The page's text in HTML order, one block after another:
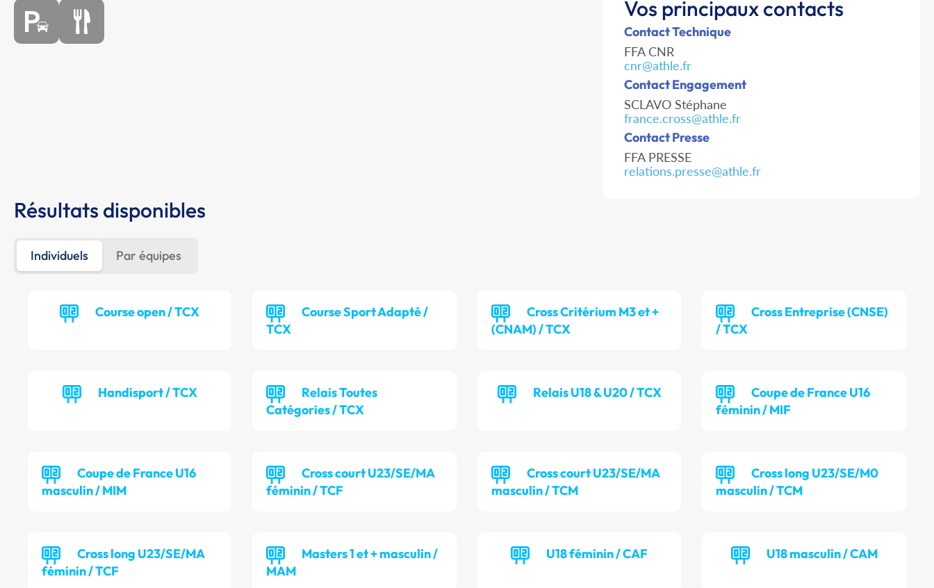
Vos principaux contacts
Contact Technique
FFA CNR
cnr@athle.fr
Contact Engagement
SCLAVO Stéphane
france.cross@athle.fr
Contact Presse
FFA PRESSE
relations.presse@athle.fr
Résultats disponibles
Individuels Par équipes
Course open / TCX
Course Sport Adapté /
TCX
Cross Critérium M3 et +
(CNAM) / TCX
Cross Entreprise (CNSE)
/ TCX
Handisport / TCX
Relais Toutes
Catégories / TCX
Relais U18 & U20 / TCX
Coupe de France U16
féminin / MIF
Coupe de France U16
masculin / MIM
Cross court U23/SE/MA
féminin / TCF
Cross court U23/SE/MA
masculin / TCM
Cross long U23/SE/M0
masculin / TCM
Cross long U23/SE/MA
féminin / TCF
Masters 1 et + masculin /
MAM
U18 féminin / CAF U18 masculin / CAM